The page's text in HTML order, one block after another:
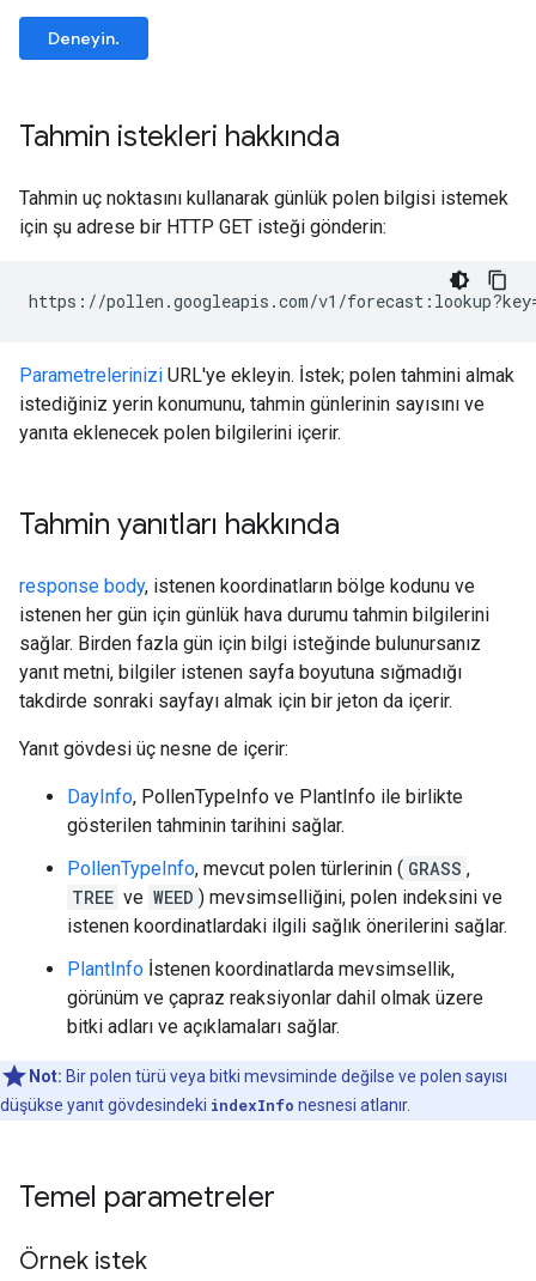
Deneyin.
Tahmin istekleri hakkında
Tahmin uç noktasını kullanarak günlük polen bilgisi istemek
için şu adrese bir HTTP GET isteği gönderin:
https://pollen.googleapis.com/v1/
Parametrelerinizi URL'ye ekleyin. İstek; polen tahmini almak
istediğiniz yerin konumunu, tahmin günlerinin sayısını ve
yanıta eklenecek polen bilgilerini içerir.
Tahmin yanıtları hakkında
response body, istenen koordinatların bölge kodunu ve
istenen her gün için günlük hava durumu tahmin bilgilerini
sağlar. Birden fazla gün için bilgi isteğinde bulunursanız
yanıt metni, bilgiler istenen sayfa boyutuna sığmadığı
takdirde sonraki sayfayı almak için bir jeton da içerir.
Yanıt gövdesi üç nesne de içerir:
DayInfo, PollenTypeInfo ve PlantInfo ile birlikte
gösterilen tahminin tarihini sağlar.
PollenTypeInfo, mevcut polen türlerinin ( GRASS ,
TREE ve WEED ) mevsimselliğini, polen indeksini ve
istenen koordinatlardaki ilgili sağlık önerilerini sağlar.
PlantInfo İstenen koordinatlarda mevsimsellik,
görünüm ve çapraz reaksiyonlar dahil olmak üzere
bitki adları ve açıklamaları sağlar.
Not: Bir polen türü veya bitki mevsiminde değilse ve polen sayısı
düşükse yanıt gövdesindeki indexInfo nesnesi atlanır.
Temel parametreler
Örnek istek